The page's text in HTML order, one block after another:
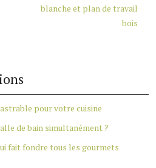
blanche et plan de travail
bois
pour votre cuisine
de bain simultanément ?
fait fondre tous les gourmets